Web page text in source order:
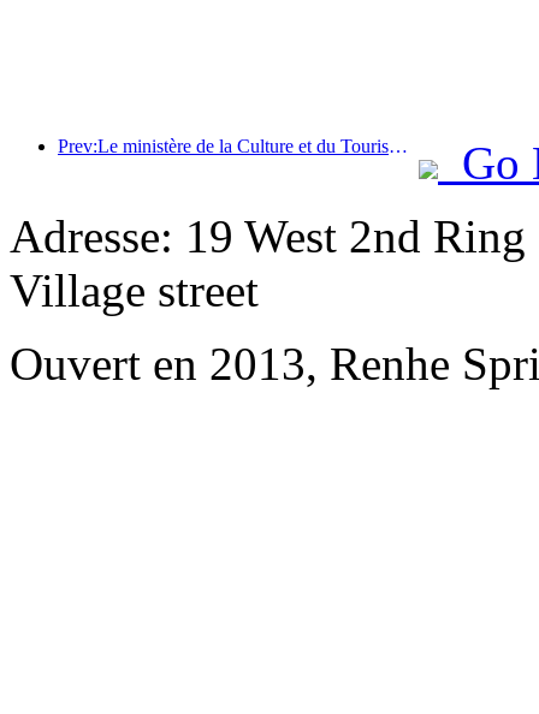
Prev:Le ministère de la Culture et du Tourisme a indiqué qu'en 2025, 16 994 sites touristiques de niveau A ont accueilli 7,51 milliards de visiteurs, générant des recettes touristiques de 554,49 milliards de yuans.
Go
Adresse: 19 West 2nd
Village street
Ouvert en 2013, Renhe